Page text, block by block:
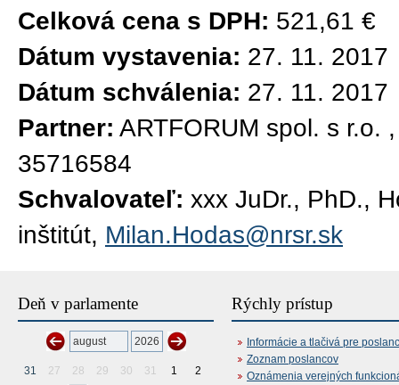
Celková cena s DPH: 521,61 €
Dátum vystavenia: 27. 11. 2017
Dátum schválenia: 27. 11. 2017
Partner: ARTFORUM spol. s r.o.
35716584
Schvalovateľ: xxx JuDr., PhD.,
inštitút, Milan.Hodas@nrsr.sk
Deň v parlamente
31 27 28 29 30 31 1
2
Rýchly prístup
Informácie a tlačivá pre
Zoznam poslancov
Oznámenia verejných